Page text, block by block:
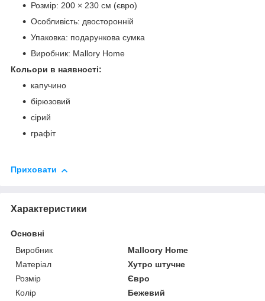
Розмір: 200 × 230 см (євро)
Особливість: двосторонній
Упаковка: подарункова сумка
Виробник: Mallory Home
Кольори в наявності:
капучино
бірюзовий
сірий
графіт
Приховати
Характеристики
Основні
Виробник
Malloory Home
Матеріал
Хутро штучне
Розмір
Євро
Колір
Бежевий